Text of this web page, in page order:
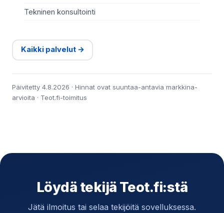
Tekninen konsultointi
Kaikki palvelut →
Päivitetty 4.8.2026 · Hinnat ovat suuntaa-antavia markkina-
arvioita · Teot.fi-toimitus
Löydä tekijä Teot.fi:stä
Jätä ilmoitus tai selaa tekijöitä sovelluksessa.